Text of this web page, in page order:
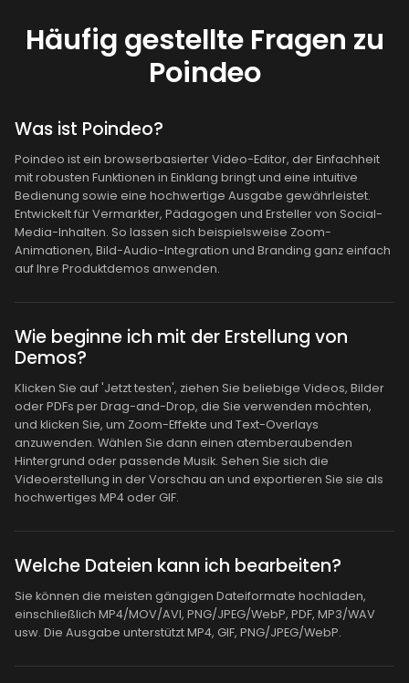
Häufig gestellte Fragen zu
Poindeo
Was ist Poindeo?
Poindeo ist ein browserbasierter Video-Editor, der Einfachheit
mit robusten Funktionen in Einklang bringt und eine intuitive
Bedienung sowie eine hochwertige Ausgabe gewährleistet.
Entwickelt für Vermarkter, Pädagogen und Ersteller von Social-
Media-Inhalten. So lassen sich beispielsweise Zoom-
Animationen, Bild-Audio-Integration und Branding ganz einfach
auf Ihre Produktdemos anwenden.
Wie beginne ich mit der Erstellung von
Demos?
Klicken Sie auf 'Jetzt testen', ziehen Sie beliebige Videos, Bilder
oder PDFs per Drag-and-Drop, die Sie verwenden möchten,
und klicken Sie, um Zoom-Effekte und Text-Overlays
anzuwenden. Wählen Sie dann einen atemberaubenden
Hintergrund oder passende Musik. Sehen Sie sich die
Videoerstellung in der Vorschau an und exportieren Sie sie als
hochwertiges MP4 oder GIF.
Welche Dateien kann ich bearbeiten?
Sie können die meisten gängigen Dateiformate hochladen,
einschließlich MP4/MOV/AVI, PNG/JPEG/WebP, PDF, MP3/WAV
usw. Die Ausgabe unterstützt MP4, GIF, PNG/JPEG/WebP.